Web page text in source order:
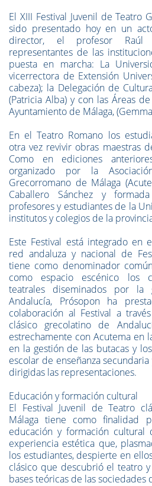
El XIII Festival Juvenil de Teatro
sido presentado hoy en un
director, el profesor Raúl
representantes de las
puesta en marcha: La
vicerrectora de Extensión
cabeza); la Delegación de
(Patricia Alba) y con las Áreas
Ayuntamiento de Málaga,
En el Teatro Romano los
otra vez revivir obras maestras
Como en ediciones
organizado por la
Grecorromano de Málaga
Caballero Sánchez y
profesores y estudiantes de la
institutos y colegios de la
Este Festival está integrado en
red andaluza y nacional de
tiene como denominador
como espacio escénico los
teatrales diseminados por la
Andalucía, Prósopon ha
colaboración al Festival a
clásico grecolatino de
estrechamente con Acutema en
en la gestión de las butacas y
escolar de enseñanza
dirigidas las representaciones.
Educación y formación cultural
El Festival Juvenil de Teatro
Málaga tiene como finalidad
educación y formación
experiencia estética que,
los estudiantes, despierte en
clásico que descubrió el teatro
bases teóricas de las sociedades